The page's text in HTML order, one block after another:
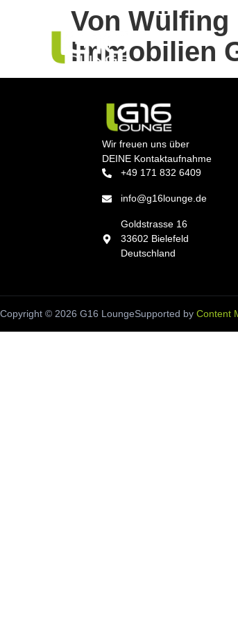
Von Wülfing
Immobilien
Wir freuen uns über
DEINE Kontaktaufnahme
+49 171 832 6409
info@g16lounge.de
Goldstrasse 16
33602 Bielefeld
Deutschland
Copyright ©️ 2026 G16 LoungeSupported by Content